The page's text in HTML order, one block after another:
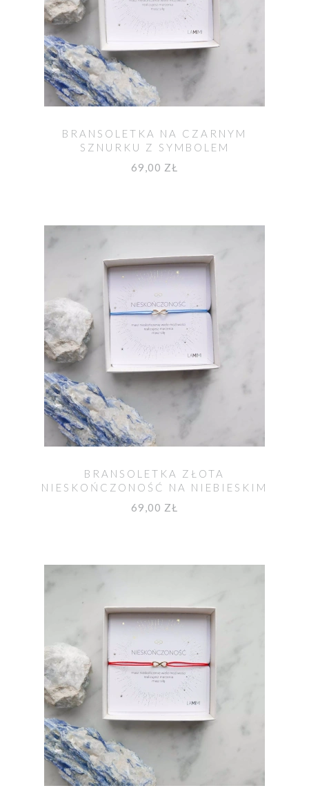
BRANSOLETKA NA CZARNYM
SZNURKU Z SYMBOLEM
NIESKOŃCZONOŚCI
69,00 ZŁ
BRANSOLETKA ZŁOTA
NIESKOŃCZONOŚĆ NA NIEBIESKIM
SZNURKU
69,00 ZŁ